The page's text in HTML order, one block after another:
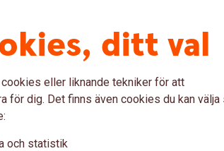
ditt val
eller liknande tekniker för att
för dig. Det finns även cookies du kan välja
och statistik